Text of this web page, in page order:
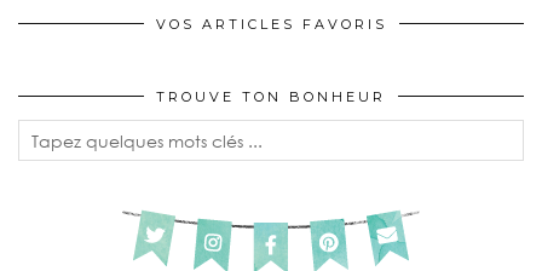
VOS ARTICLES FAVORIS
TROUVE TON BONHEUR